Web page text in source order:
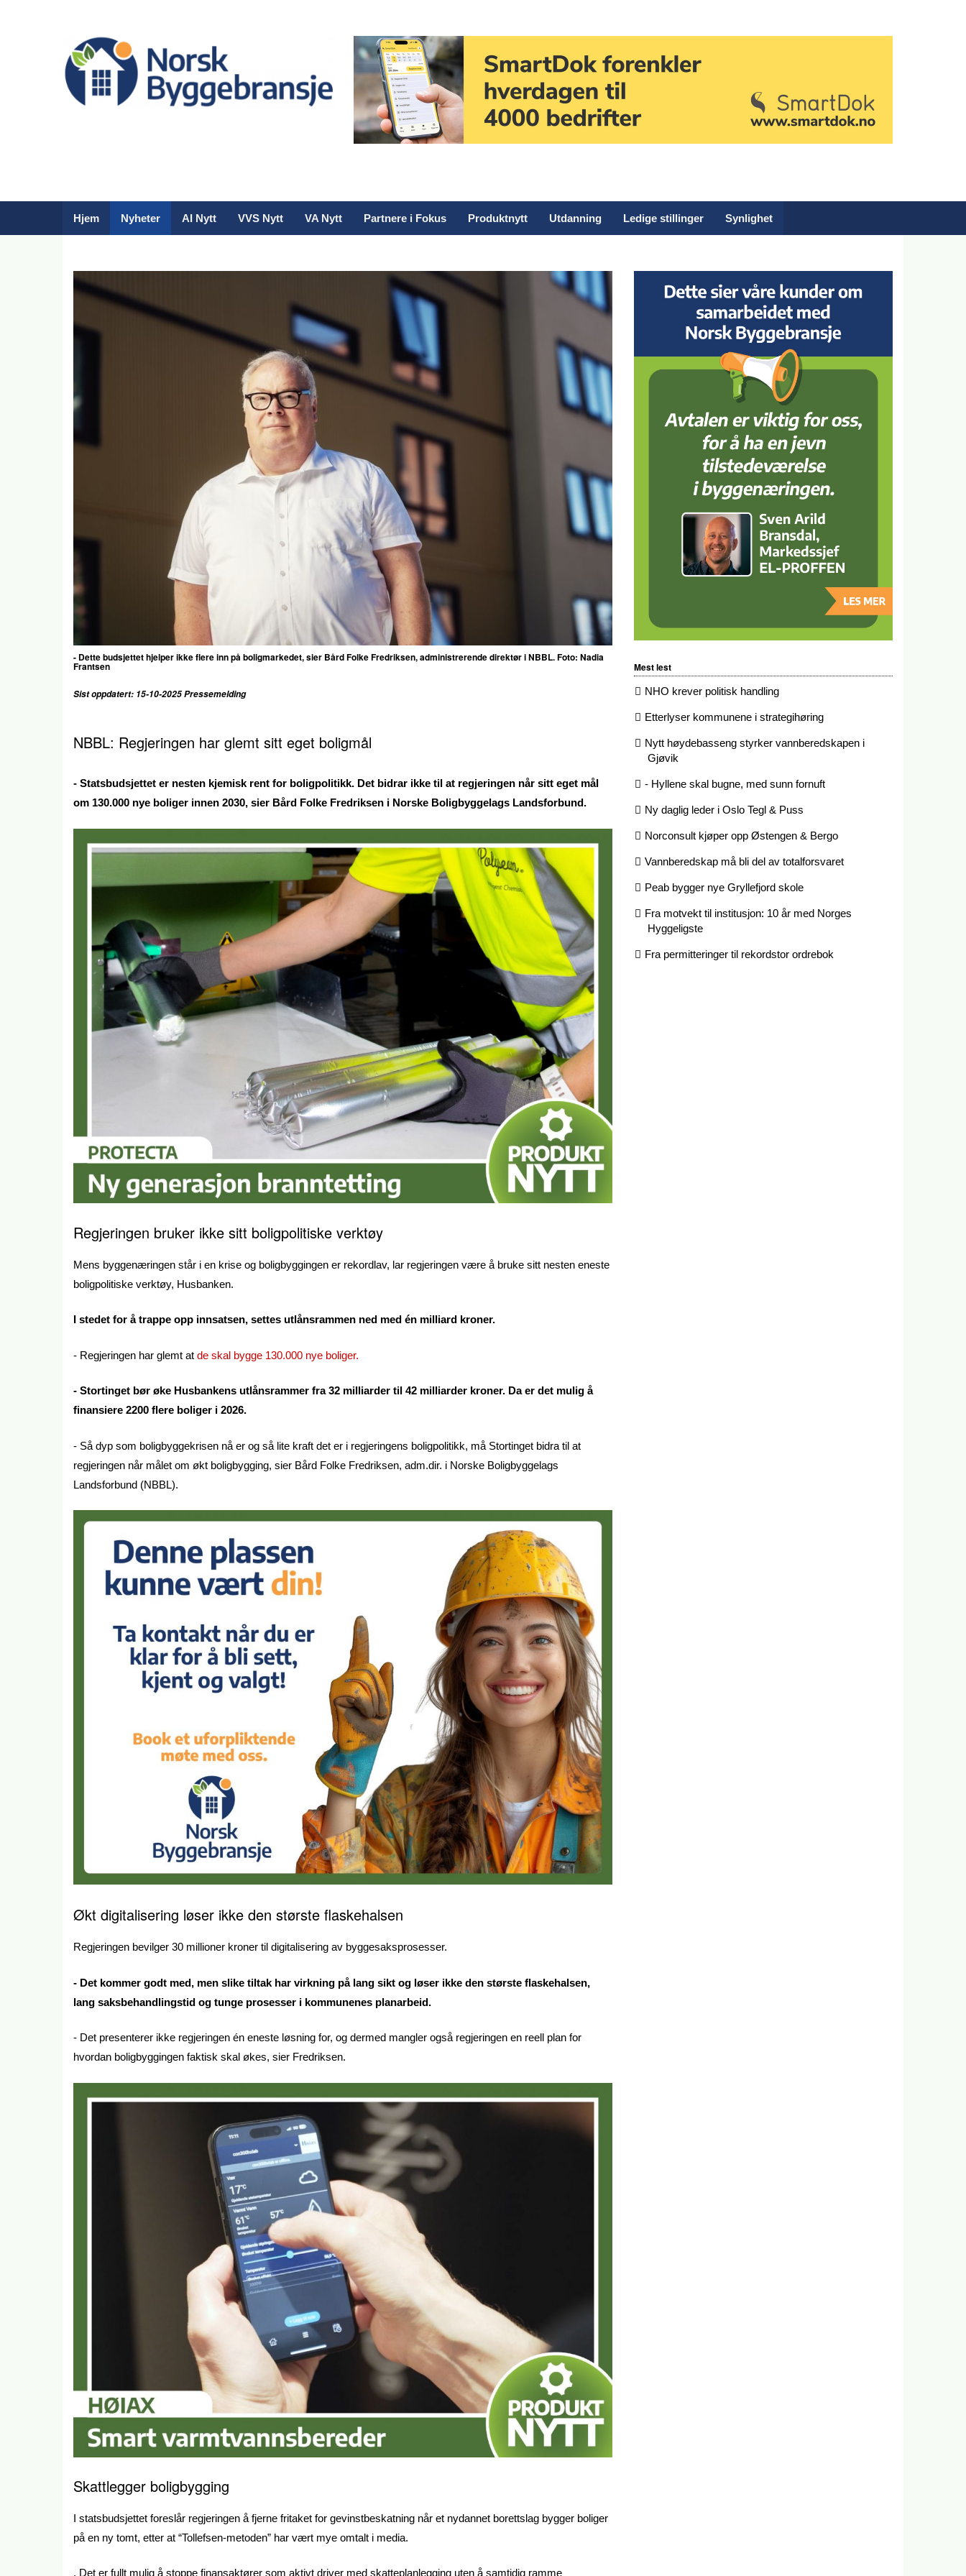
Hjem Nyheter AI Nytt VVS Nytt VA Nytt Partnere i Fokus Produktnytt Utdanning Ledige stillinger Synlighet
- Dette budsjettet hjelper ikke flere inn på boligmarkedet, sier Bård Folke Fredriksen, administrerende direktør i NBBL.Foto: Nadia
Frantsen
Sist oppdatert: 15-10-2025 Pressemelding
NBBL: Regjeringen har glemt sitt eget boligmål
- Statsbudsjettet er nesten kjemisk rent for boligpolitikk. Det bidrar ikke til at regjeringen når sitt eget mål
om 130.000 nye boliger innen 2030, sier Bård Folke Fredriksen i Norske Boligbyggelags Landsforbund.
Regjeringen bruker ikke sitt boligpolitiske verktøy
Mens byggenæringen står i en krise og boligbyggingen er rekordlav, lar regjeringen være å bruke sitt nesten eneste
boligpolitiske verktøy, Husbanken.
I stedet for å trappe opp innsatsen, settes utlånsrammen ned med én milliard kroner.
- Regjeringen har glemt at de skal bygge 130.000 nye boliger.
- Stortinget bør øke Husbankens utlånsrammer fra 32 milliarder til 42 milliarder kroner. Da er det mulig å
finansiere 2200 flere boliger i 2026.
- Så dyp som boligbyggekrisen nå er og så lite kraft det er i regjeringens boligpolitikk, må Stortinget bidra til at
regjeringen når målet om økt boligbygging, sier Bård Folke Fredriksen, adm.dir. i Norske Boligbyggelags
Landsforbund (NBBL).
Økt digitalisering løser ikke den største flaskehalsen
Regjeringen bevilger 30 millioner kroner til digitalisering av byggesaksprosesser.
- Det kommer godt med, men slike tiltak har virkning på lang sikt og løser ikke den største flaskehalsen,
lang saksbehandlingstid og tunge prosesser i kommunenes planarbeid.
- Det presenterer ikke regjeringen én eneste løsning for, og dermed mangler også regjeringen en reell plan for
hvordan boligbyggingen faktisk skal økes, sier Fredriksen.
Skattlegger boligbygging
I statsbudsjettet foreslår regjeringen å fjerne fritaket for gevinstbeskatning når et nydannet borettslag bygger boliger
på en ny tomt, etter at “Tollefsen-metoden” har vært mye omtalt i media.
. Det er fullt mulig å stoppe finansaktører som aktivt driver med skatteplanlegging uten å samtidig ramme
Mest lest
NHO krever politisk handling
Etterlyser kommunene i strategihøring
Nytt høydebasseng styrker vannberedskapen i
Gjøvik
- Hyllene skal bugne, med sunn fornuft
Ny daglig leder i Oslo Tegl & Puss
Norconsult kjøper opp Østengen & Bergo
Vannberedskap må bli del av totalforsvaret
Peab bygger nye Gryllefjord skole
Fra motvekt til institusjon: 10 år med Norges
Hyggeligste
Fra permitteringer til rekordstor ordrebok